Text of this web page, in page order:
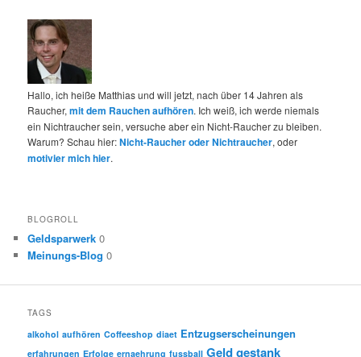
Hallo, ich heiße Matthias und will jetzt, nach über 14 Jahren als
Raucher,mit dem Rauchen aufhören. Ich weiß, ich werde niemals
ein Nichtraucher sein, versuche aber ein Nicht-Raucher zu bleiben.
Warum? Schau hier:Nicht-Raucher oder Nichtraucher, oder
motivier mich hier.
BLOGROLL
Geldsparwerk 0
Meinungs-Blog 0
TAGS
alkohol aufhören Coffeeshop diaet Entzugserscheinungen
erfahrungen Erfolge ernaehrung fussball Geldgestank